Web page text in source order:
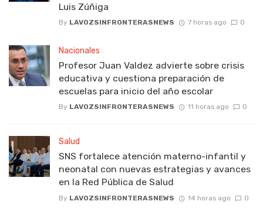
Luis Zúñiga
By LAVOZSINFRONTERASNEWS 7 horas ago 0
Nacionales
Profesor Juan Valdez advierte sobre crisis
educativa y cuestiona preparación de
escuelas para inicio del año escolar
By LAVOZSINFRONTERASNEWS 11 horas ago 0
Salud
SNS fortalece atención materno-infantil y
neonatal con nuevas estrategias y avances
en la Red Pública de Salud
By LAVOZSINFRONTERASNEWS 14 horas ago 0